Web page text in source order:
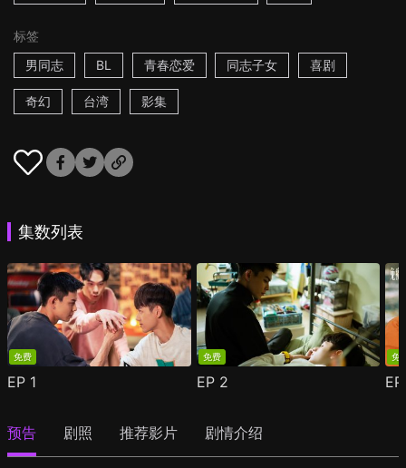
标签
男同志
BL 青春恋爱 同志子女 喜剧
奇幻 台湾 影集
集数列表
免费
EP 1
免费
EP 2
免
预告 剧照 推荐影片 剧情介绍